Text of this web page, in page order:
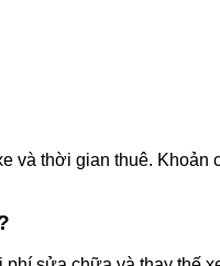
thời gian thuê.